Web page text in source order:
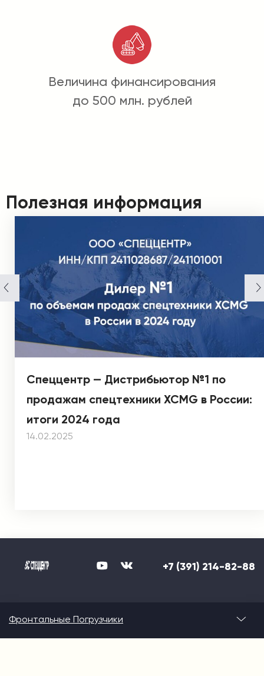
Величина финансирования
до 500 млн. рублей
Полезная информация
Спеццентр — Дистрибьютор №1 по
продажам спецтехники XCMG в России:
итоги 2024 года
14.02.2025
+7 (391) 214-82-88
Фронтальные Погрузчики